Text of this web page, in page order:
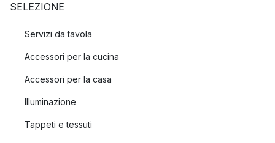
SELEZIONE
Servizi da tavola
Accessori per la cucina
Accessori per la casa
Illuminazione
Tappeti e tessuti